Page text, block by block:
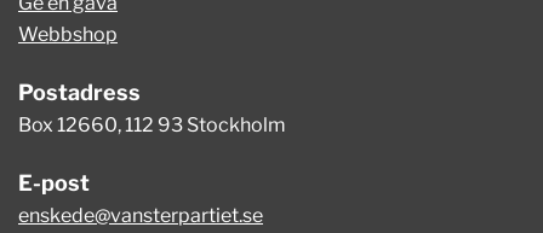
Webbshop
Postadress
Box 12660, 112 93 Stockholm
E-post
enskede@vansterpartiet.se